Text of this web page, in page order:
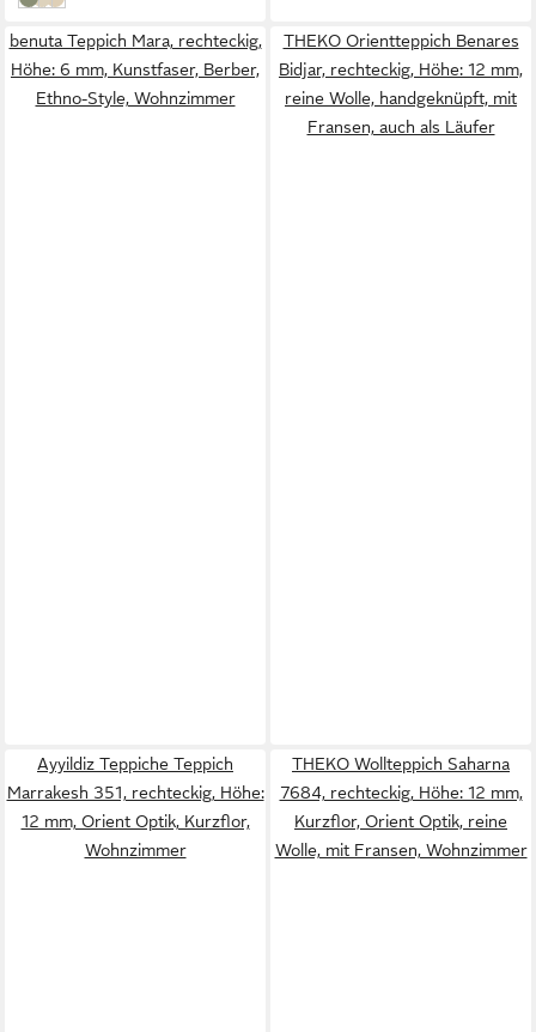
benuta Teppich Mara, rechteckig,
Höhe: 6 mm, Kunstfaser, Berber,
Ethno-Style, Wohnzimmer
THEKO Orientteppich Benares
Bidjar, rechteckig, Höhe: 12 mm,
reine Wolle, handgeknüpft, mit
Fransen, auch als Läufer
Ayyildiz Teppiche Teppich
Marrakesh 351, rechteckig, Höhe:
12 mm, Orient Optik, Kurzflor,
Wohnzimmer
THEKO Wollteppich Saharna
7684, rechteckig, Höhe: 12 mm,
Kurzflor, Orient Optik, reine
Wolle, mit Fransen, Wohnzimmer